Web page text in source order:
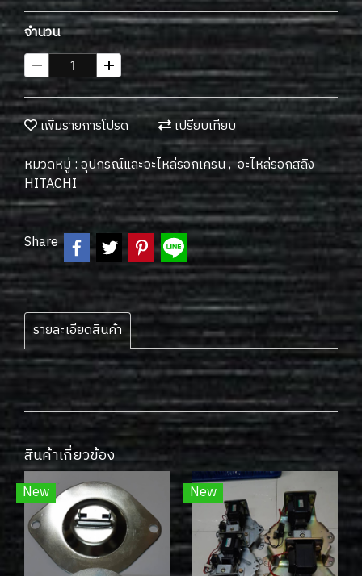
จำนวน
เพิ่มรายการโปรด
เปรียบเทียบ
หมวดหมู่ :อุปกรณ์และอะไหล่รอกเครน,อะไหล่รอกสลิง
HITACHI
Share
รายละเอียดสินค้า
สินค้าเกี่ยวข้อง
New New